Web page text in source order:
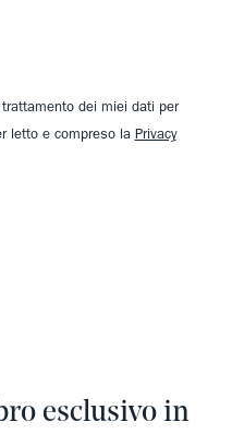
trattamento dei miei dati per
letto e compreso la Privacy
esclusivo in